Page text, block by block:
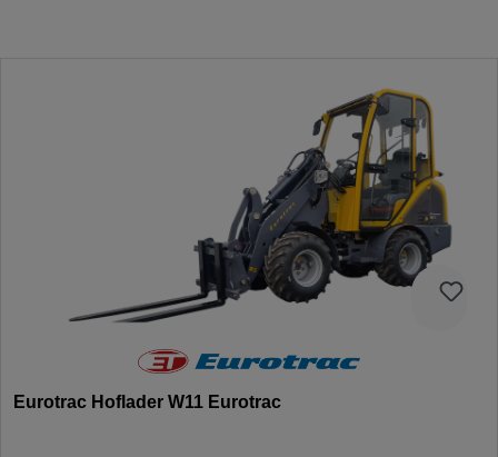
Eurotrac Hoflader W11 Eurotrac